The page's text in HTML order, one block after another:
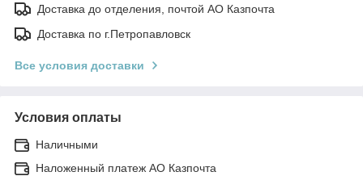
Доставка до отделения, почтой АО Казпочта
Доставка по г.Петропавловск
Все условия доставки
Условия оплаты
Наличными
Наложенный платеж АО Казпочта